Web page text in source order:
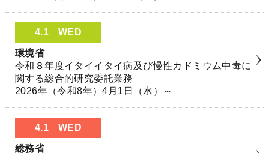
4.1 WED
環境省
令和８年度イタイイタイ病及び慢性カドミウム中毒に
関する総合的研究委託業務
2026年（令和8年）4月1日（水）～
4.1 WED
総務省